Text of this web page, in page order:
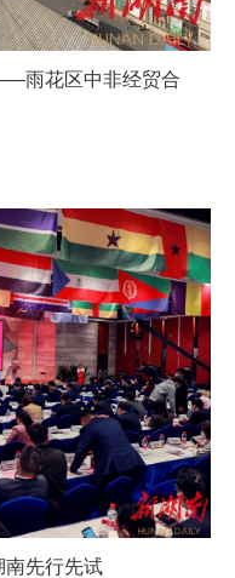
雨花区中非经贸合
南先行先试